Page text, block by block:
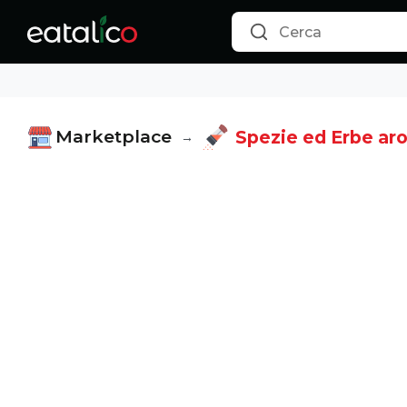
Marketplace → Spezie ed Erbe